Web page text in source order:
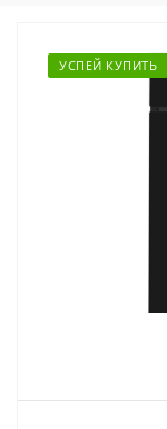
УСПЕЙ КУПИТЬ